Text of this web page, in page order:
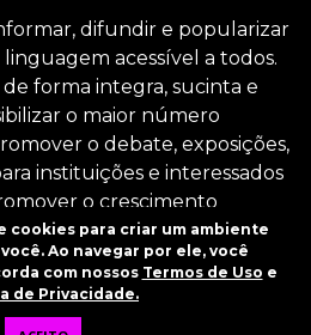
difundir e popularizar
acessível a todos.
de forma integra, sucinta e
o maior número
o debate, exposições,
instituições e interessados
o crescimento
através da arte.”
cookies para criar um ambiente
Ao navegar por ele, você
com nossos Termos de Uso e
de Privacidade.